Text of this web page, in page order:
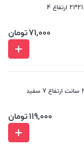
71,000تومان
119,000تومان